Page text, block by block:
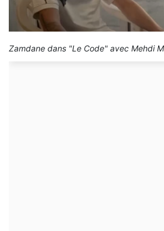
Zamdane dans "Le Code" avec Mehdi